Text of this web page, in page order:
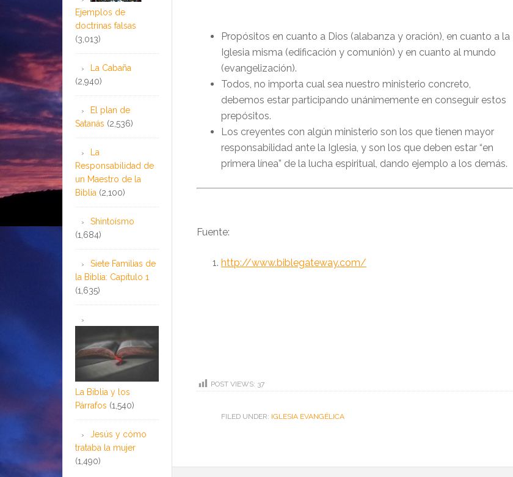
Propósitos en cuanto a Dios (alabanza y oración), en cuanto a la
Iglesia misma (edificación y comunión) y en cuanto al mundo
(evangelización).
Todos, no importa cual sea nuestro ministerio concreto,
debemos estar participando unánimemente en conseguir estos
prepósitos.
Los creyentes con algún ministerio son los que tienen mayor
responsabilidad ante la Iglesia, y son los que deben estar “en
primera línea” de la lucha espiritual, dando ejemplo a los demás.
Fuente:
http://www.biblegateway.com/
POST VIEWS: 37
FILED UNDER: IGLESIA EVANGÉLICA
Ejemplos de
doctrinas falsas
(3,013)
La Cabaña
(2,940)
El plan de
Satanás (2,536)
La
Responsabilidad de
un Maestro de la
Biblia (2,100)
Shintoísmo
(1,684)
Siete Familias de
la Biblia: Capítulo 1
(1,635)
La Biblia y los
Párrafos (1,540)
Jesús y cómo
trataba la mujer
(1,490)